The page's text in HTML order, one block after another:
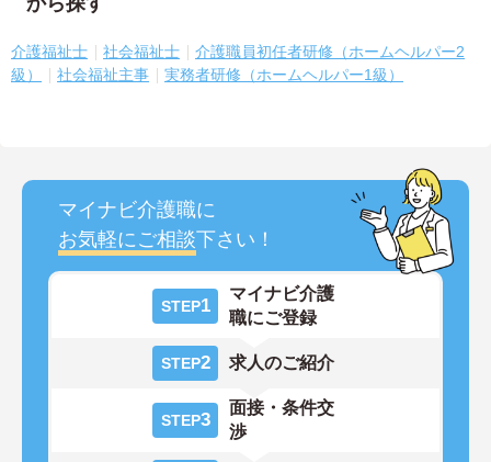
介護福祉士 社会福祉士
介護職員初任者研修（ホームヘルパー2
級）
社会福祉主事 実務者研修（ホームヘルパー1級）
マイナビ介護職に
お気軽にご相談下さい！
STEP1
マイナビ介護
職にご登録
STEP2 求人のご紹介
STEP3
面接・条件交
渉